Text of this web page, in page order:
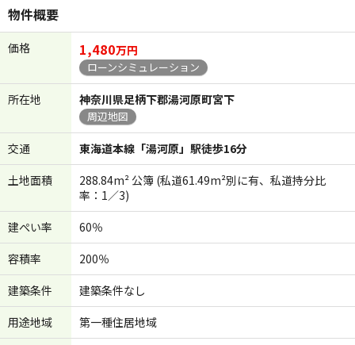
物件概要
価格 1,480万円
ローンシミュレーション
所在地 神奈川県足柄下郡湯河原町宮下
周辺地図
交通
東海道本線「湯河原」駅徒歩16分
土地面積
288.84m² 公簿 (私道61.49m²別に有、私道持分比
率：1／3)
建ぺい率
60％
容積率
200％
建築条件
建築条件なし
用途地域
第一種住居地域